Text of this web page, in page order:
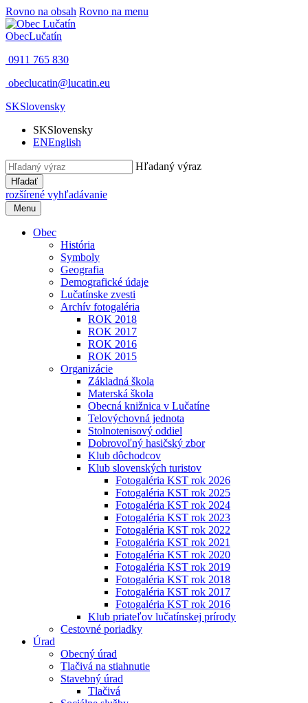
Rovno na obsah Rovno na menu
ObecLučatín
0911 765 830
obeclucatin@lucatin.eu
SKSlovensky
SKSlovensky
ENEnglish
Hľadaný výraz
Hľadať
rozšírené vyhľadávanie
Menu
Obec
História
Symboly
Geografia
Demografické údaje
Lučatínske zvesti
Archív fotogaléria
ROK 2018
ROK 2017
ROK 2016
ROK 2015
Organizácie
Základná škola
Materská škola
Obecná knižnica v Lučatíne
Telovýchovná jednota
Stolnotenisový oddiel
Dobrovoľný hasičský zbor
Klub dôchodcov
Klub slovenských turistov
Fotogaléria KST rok 2026
Fotogaléria KST rok 2025
Fotogaléria KST rok 2024
Fotogaléria KST rok 2023
Fotogaléria KST rok 2022
Fotogaléria KST rok 2021
Fotogaléria KST rok 2020
Fotogaléria KST rok 2019
Fotogaléria KST rok 2018
Fotogaléria KST rok 2017
Fotogaléria KST rok 2016
Klub priateľov lučatínskej prírody
Cestovné poriadky
Úrad
Obecný úrad
Tlačivá na stiahnutie
Stavebný úrad
Tlačivá